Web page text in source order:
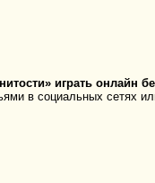
играть онлайн
в социальных сетях